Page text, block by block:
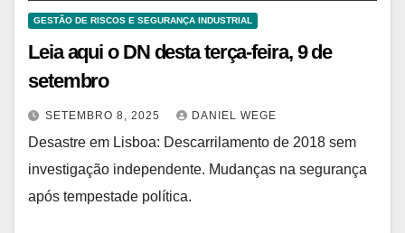
GESTÃO DE RISCOS E SEGURANÇA INDUSTRIAL
Leia aqui o DN desta terça-feira, 9 de
setembro
SETEMBRO 8, 2025 DANIEL WEGE
Desastre em Lisboa: Descarrilamento de 2018 sem
investigação independente. Mudanças na segurança
após tempestade política.